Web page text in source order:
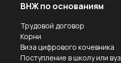
ВНЖ по основаниям
Трудовой договор
Корни
Виза цифрового кочевника
Поступление в школу или вуз